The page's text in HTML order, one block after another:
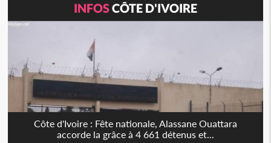
INFOSCÔTE D'IVOIRE
Côte d'Ivoire : Fête nationale, Alassane Ouattara
accorde la grâce à 4 661 détenus et...